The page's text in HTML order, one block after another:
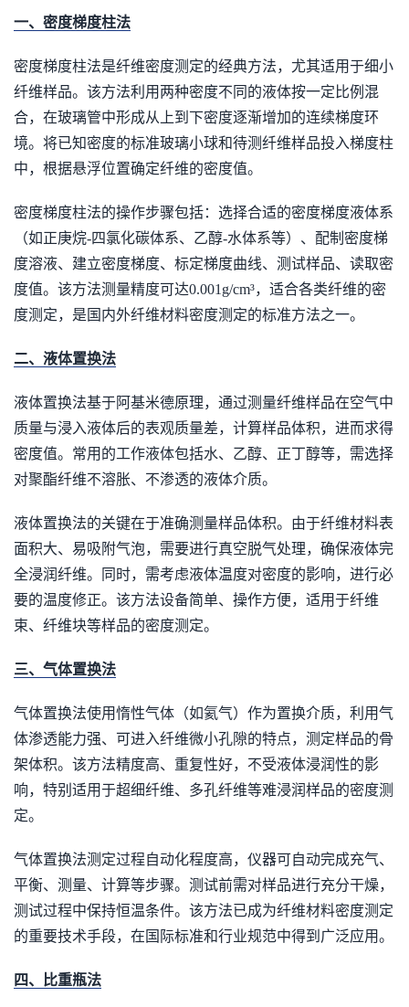
一、密度梯度柱法
密度梯度柱法是纤维密度测定的经典方法，尤其适用于细小
纤维样品。该方法利用两种密度不同的液体按一定比例混
合，在玻璃管中形成从上到下密度逐渐增加的连续梯度环
境。将已知密度的标准玻璃小球和待测纤维样品投入梯度柱
中，根据悬浮位置确定纤维的密度值。
密度梯度柱法的操作步骤包括：选择合适的密度梯度液体系
（如正庚烷-四氯化碳体系、乙醇-水体系等）、配制密度梯
度溶液、建立密度梯度、标定梯度曲线、测试样品、读取密
度值。该方法测量精度可达0.001g/cm³，适合各类纤维的密
度测定，是国内外纤维材料密度测定的标准方法之一。
二、液体置换法
液体置换法基于阿基米德原理，通过测量纤维样品在空气中
质量与浸入液体后的表观质量差，计算样品体积，进而求得
密度值。常用的工作液体包括水、乙醇、正丁醇等，需选择
对聚酯纤维不溶胀、不渗透的液体介质。
液体置换法的关键在于准确测量样品体积。由于纤维材料表
面积大、易吸附气泡，需要进行真空脱气处理，确保液体完
全浸润纤维。同时，需考虑液体温度对密度的影响，进行必
要的温度修正。该方法设备简单、操作方便，适用于纤维
束、纤维块等样品的密度测定。
三、气体置换法
气体置换法使用惰性气体（如氦气）作为置换介质，利用气
体渗透能力强、可进入纤维微小孔隙的特点，测定样品的骨
架体积。该方法精度高、重复性好，不受液体浸润性的影
响，特别适用于超细纤维、多孔纤维等难浸润样品的密度测
定。
气体置换法测定过程自动化程度高，仪器可自动完成充气、
平衡、测量、计算等步骤。测试前需对样品进行充分干燥，
测试过程中保持恒温条件。该方法已成为纤维材料密度测定
的重要技术手段，在国际标准和行业规范中得到广泛应用。
四、比重瓶法